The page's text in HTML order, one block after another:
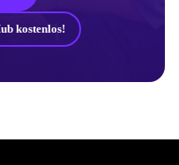
kostenlos!